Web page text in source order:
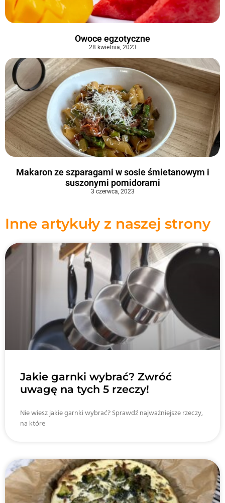
Owoce egzotyczne
28 kwietnia, 2023
Makaron ze szparagami w sosie śmietanowym i
suszonymi pomidorami
3 czerwca, 2023
Inne artykuły z naszej strony
Jakie garnki wybrać? Zwróć
uwagę na tych 5 rzeczy!
Nie wiesz jakie garnki wybrać? Sprawdź najważniejsze rzeczy,
na które